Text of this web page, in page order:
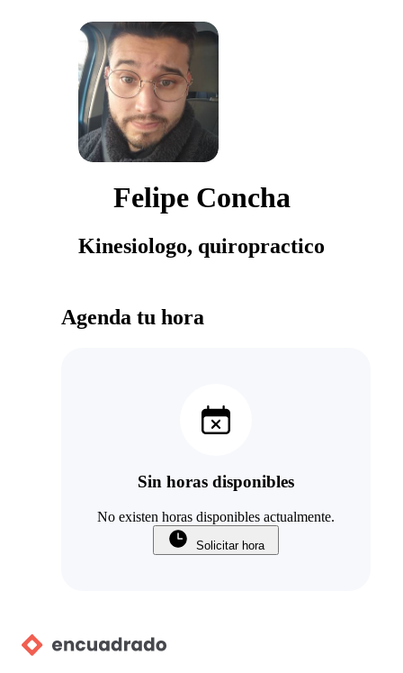
Felipe Concha
Kinesiologo, quiropractico
Agenda tu hora
Sin horas disponibles
No existen horas disponibles actualmente.
Solicitar hora